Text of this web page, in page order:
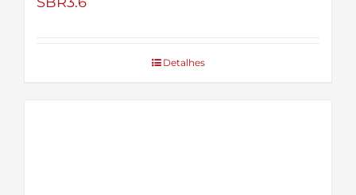
Detalhes